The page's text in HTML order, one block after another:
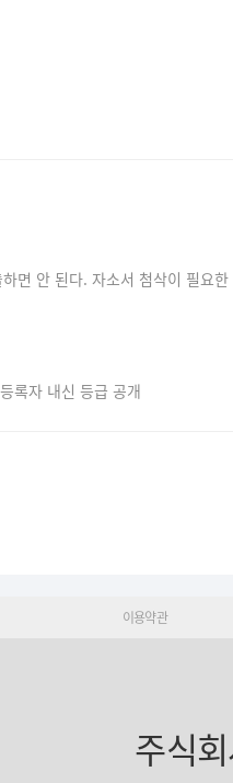
면 안 된다. 자소서 첨삭이 필요
록자 내신 등급 공개
이용약관
주식